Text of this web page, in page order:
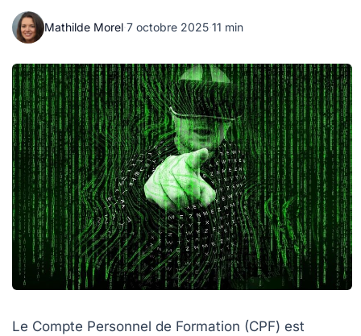
Mathilde Morel·7 octobre 2025·11 min
Le Compte Personnel de Formation (CPF) est